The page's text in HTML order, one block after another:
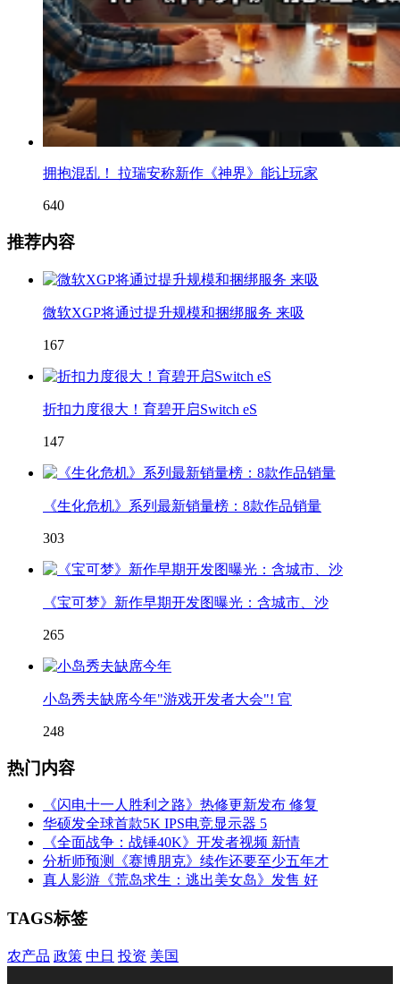
拥抱混乱！ 拉瑞安称新作《神界》能让玩家
640
推荐内容
微软XGP将通过提升规模和捆绑服务 来吸
167
折扣力度很大！育碧开启Switch eS
147
《生化危机》系列最新销量榜：8款作品销量
303
《宝可梦》新作早期开发图曝光：含城市、沙
265
小岛秀夫缺席今年"游戏开发者大会"! 官
248
热门内容
《闪电十一人胜利之路》热修更新发布 修复
华硕发全球首款5K IPS电竞显示器 5
《全面战争：战锤40K》开发者视频 新情
分析师预测《赛博朋克》续作还要至少五年才
真人影游《荒岛求生：逃出美女岛》发售 好
TAGS标签
农产品 政策 中日 投资 美国